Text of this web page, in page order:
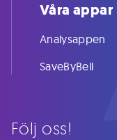
Följ oss!
Våra appar
Analysappen
SaveByBell